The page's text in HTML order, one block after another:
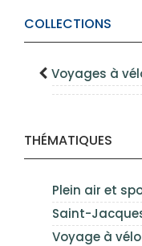
COLLECTIONS
Voyages à
THÉMATIQUES
Plein air et
Saint-
Voyage à vélo